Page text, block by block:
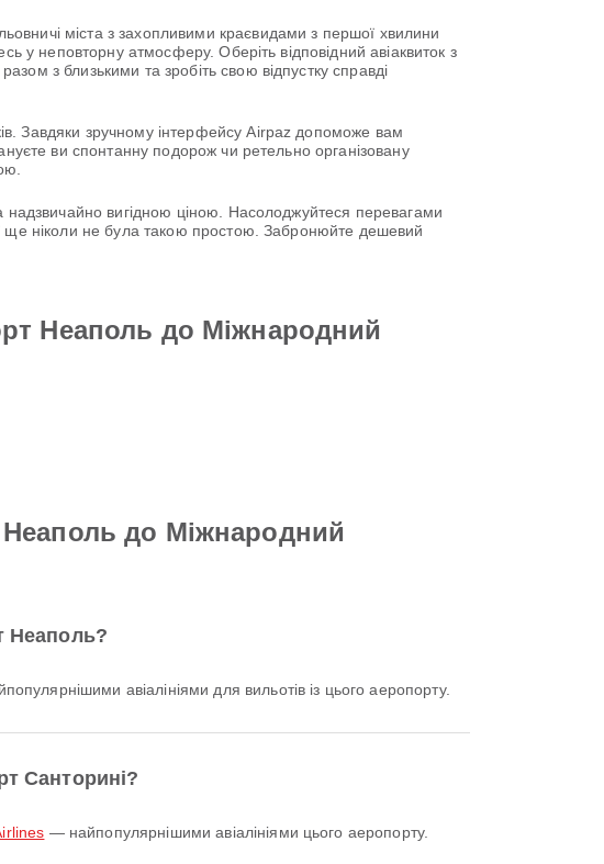
міста з захопливими краєвидами з першої хвилини
у неповторну атмосферу. Оберіть відповідний авіаквиток з
з близькими та зробіть свою відпустку справді
Завдяки зручному інтерфейсу Airpaz допоможе вам
ви спонтанну подорож чи ретельно організовану
надзвичайно вигідною ціною. Насолоджуйтеся перевагами
ще ніколи не була такою простою. Забронюйте дешевий
Неаполь до Міжнародний
до Міжнародний
Неаполь?
авіалініями для вильотів із цього аеропорту.
Санторині?
— найпопулярнішими авіалініями цього аеропорту.